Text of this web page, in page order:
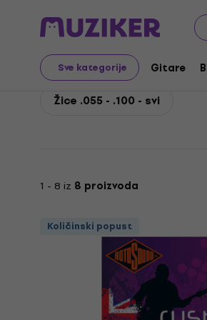
Sve kategorije Gitare
Rotosound Basevi Žice za
Rotosound
Žice .055 - .100 - svi
1 - 8 iz 8 proizvoda
Količinski popust